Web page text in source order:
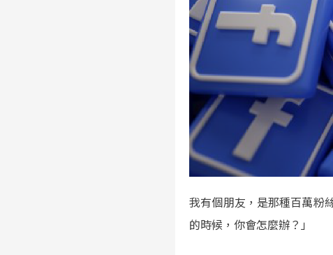
我有個朋友，是那種百萬粉
的時候，你會怎麼辦？」